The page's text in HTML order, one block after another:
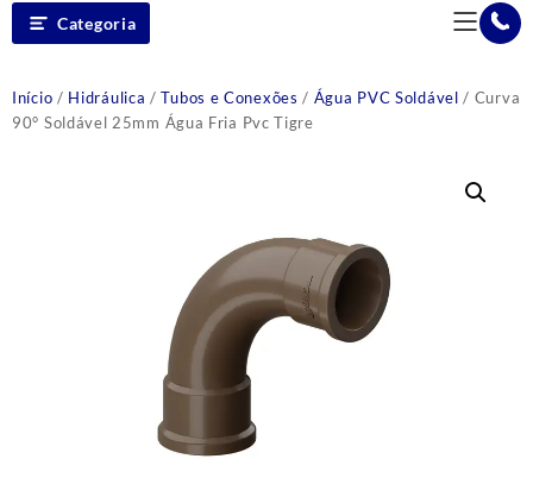
Categoria
Início / Hidráulica /Tubos e Conexões / Água PVC Soldável / Curva
90° Soldável 25mm Água Fria Pvc Tigre